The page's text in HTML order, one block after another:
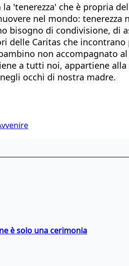
'tenerezza' che è propria
nel mondo:
bisogno di condivisione, di
delle Caritas che
non accompagnato
a tutti noi, appartiene
occhi di nostra madre.
è solo una cerimonia